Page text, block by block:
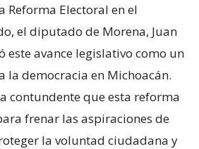
Reforma Electoral en el
el diputado de Morena, Juan
este avance legislativo como un
la democracia en Michoacán.
contundente que esta reforma
frenar las aspiraciones de
la voluntad ciudadana y